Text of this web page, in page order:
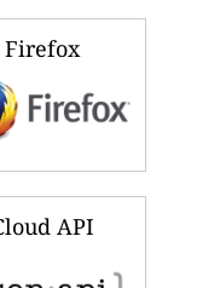
Firefox
API